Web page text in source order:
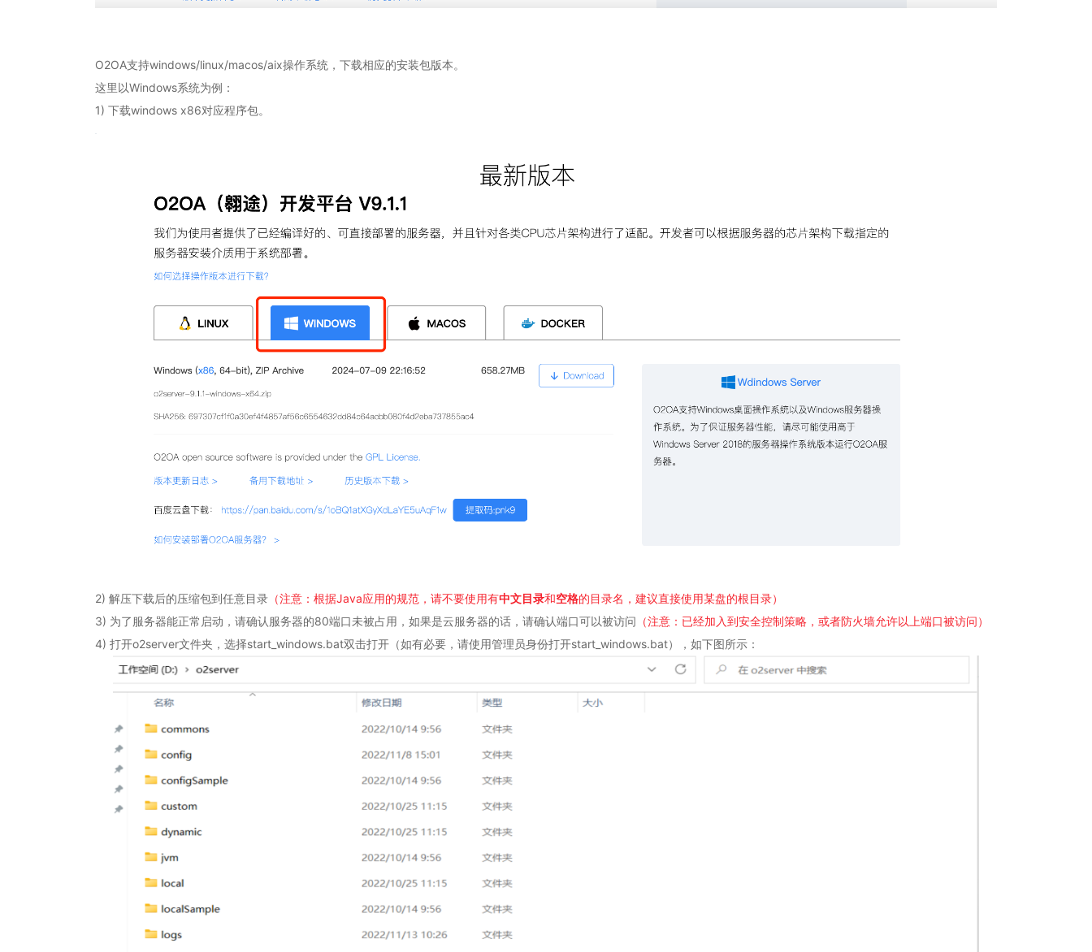
O2OA支持windows/linux/macos/aix操作系统，下载相应的安装包版本。
这里以Windows系统为例：
1) 下载windows x86对应程序包。
2) 解压下载后的压缩包到任意目录 （注意：根据Java应用的规范，请不要使用有中文目录和空格的目录名，建议直接使用某盘的根目录）
3) 为了服务器能正常启动，请确认服务器的80端口未被占用，如果是云服务器的话，请确认端口可以被访问 （注意：已经加入到安全控制策略，或者防火墙允许以上端口被访问）
4) 打开o2server文件夹，选择start_windows.bat双击打开（如有必要，请使用管理员身份打开start_windows.bat），如下图所示：